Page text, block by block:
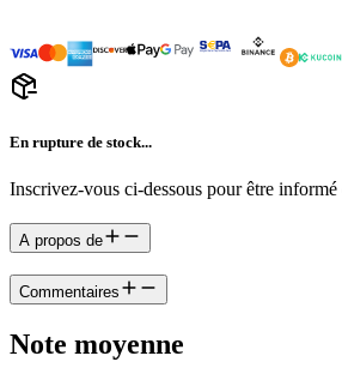
En rupture de stock...
Inscrivez-vous ci-dessous pour être
A propos de
Commentaires
Note moyenne